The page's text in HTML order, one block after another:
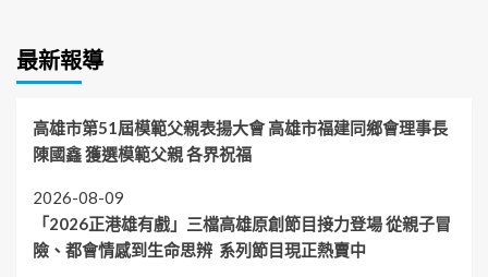
最新報導
高雄市第51屆模範父親表揚大會 高雄市福建同鄉會理事長
陳國鑫 獲選模範父親 各界祝福
2026-08-09
「2026正港雄有戲」三檔高雄原創節目接力登場 從親子冒
險、都會情感到生命思辨 系列節目現正熱賣中